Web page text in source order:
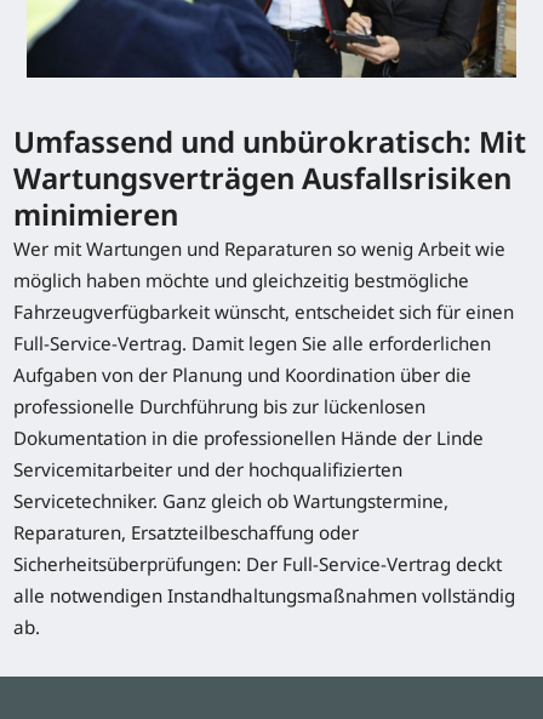
Umfassend und unbürokratisch: Mit
Wartungsverträgen Ausfallsrisiken
minimieren
Wer mit Wartungen und Reparaturen so wenig Arbeit wie
möglich haben möchte und gleichzeitig bestmögliche
Fahrzeugverfügbarkeit wünscht, entscheidet sich für einen
Full-Service-Vertrag. Damit legen Sie alle erforderlichen
Aufgaben von der Planung und Koordination über die
professionelle Durchführung bis zur lückenlosen
Dokumentation in die professionellen Hände der Linde
Servicemitarbeiter und der hochqualifizierten
Servicetechniker. Ganz gleich ob Wartungstermine,
Reparaturen, Ersatzteilbeschaffung oder
Sicherheitsüberprüfungen: Der Full-Service-Vertrag deckt
alle notwendigen Instandhaltungsmaßnahmen vollständig
ab.